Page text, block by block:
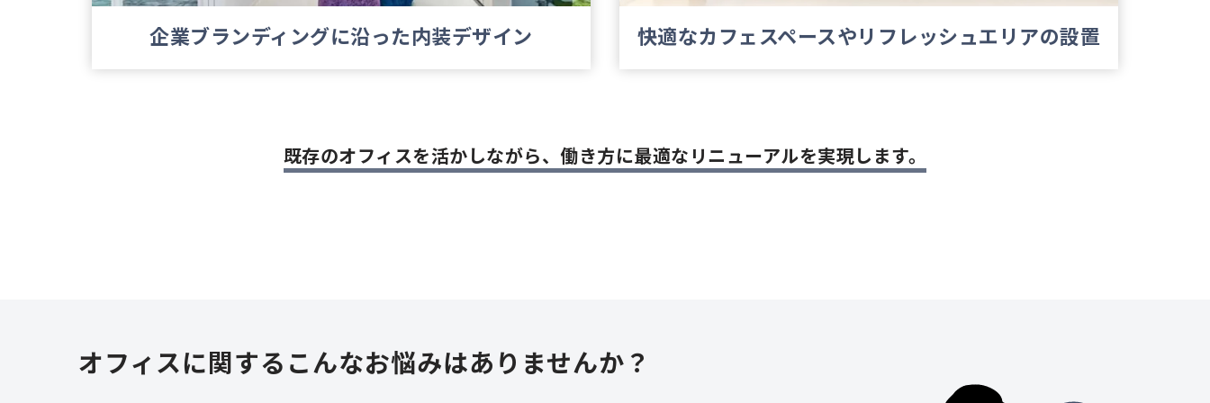
企業ブランディングに沿った内装デザイン 快適なカフェスペースやリフレッシュエリアの設置
既存のオフィスを活かしながら、働き方に最適なリニューアルを実現します。
オフィスに関するこんなお悩みはありませんか？